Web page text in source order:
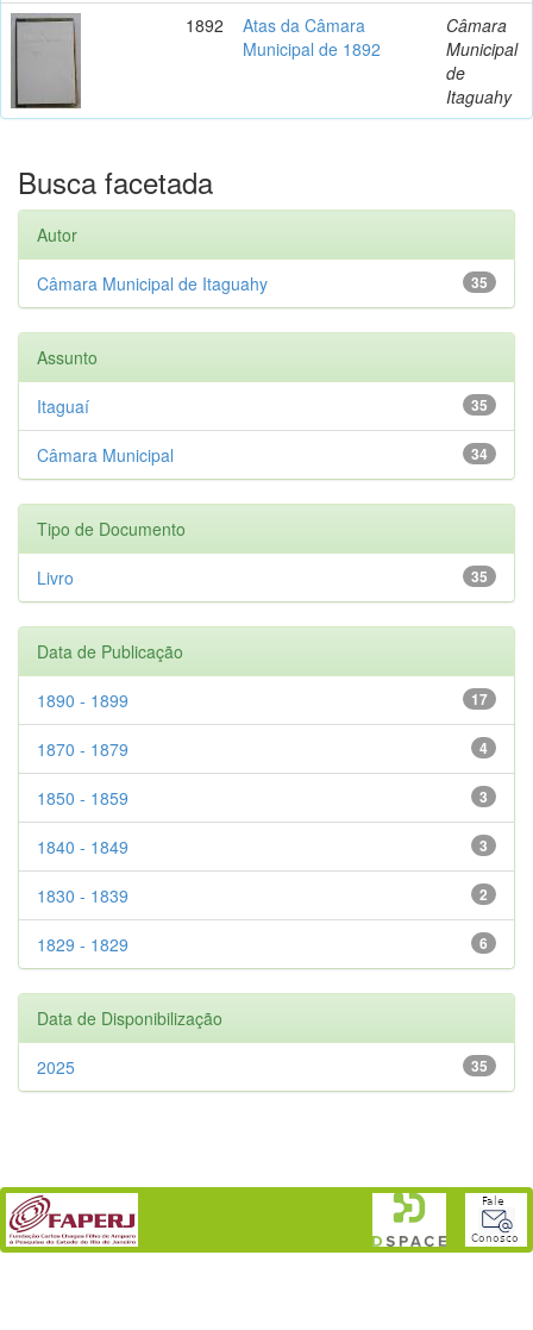
1892
Atas da Câmara
Municipal de 1892
Câmara
Municipal
de
Itaguahy
Busca facetada
Autor
35
Câmara Municipal de Itaguahy
Assunto
35
Itaguaí
34
Câmara Municipal
Tipo de Documento
35
Livro
Data de Publicação
17
1890 - 1899
4
1870 - 1879
3
1850 - 1859
3
1840 - 1849
2
1830 - 1839
6
1829 - 1829
Data de Disponibilização
35
2025